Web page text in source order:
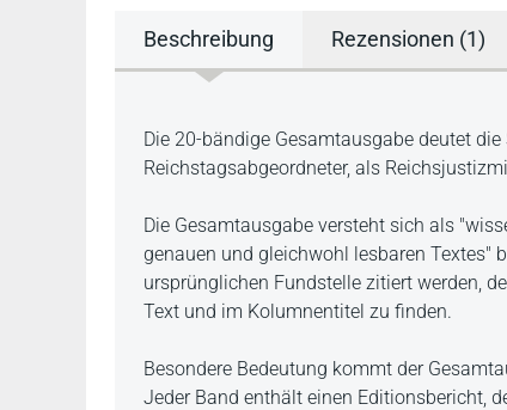
Beschreibung Rezensionen (1)
Beschreibung
Die 20-bändige Gesamtausgabe deutet
Reichstagsabgeordneter, als
Die Gesamtausgabe versteht sich als
genauen und gleichwohl lesbaren Textes"
ursprünglichen Fundstelle zitiert werden,
Text und im Kolumnentitel zu finden.
Besondere Bedeutung kommt der
Jeder Band enthält einen Editionsbericht,